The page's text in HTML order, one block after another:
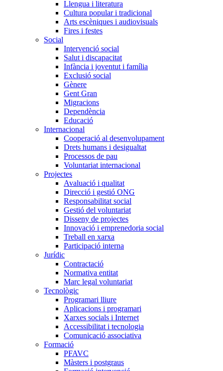
Llengua i literatura
Cultura popular i tradicional
Arts escèniques i audiovisuals
Fires i festes
Social
Intervenció social
Salut i discapacitat
Infància i joventut i família
Exclusió social
Gènere
Gent Gran
Migracions
Dependència
Educació
Internacional
Cooperació al desenvolupament
Drets humans i desigualtat
Processos de pau
Voluntariat internacional
Projectes
Avaluació i qualitat
Direcció i gestió ONG
Responsabilitat social
Gestió del voluntariat
Disseny de projectes
Innovació i emprenedoria social
Treball en xarxa
Participació interna
Jurídic
Contractació
Normativa entitat
Marc legal voluntariat
Tecnològic
Programari lliure
Aplicacions i programari
Xarxes socials i Internet
Accessibilitat i tecnologia
Comunicació associativa
Formació
PFAVC
Màsters i postgraus